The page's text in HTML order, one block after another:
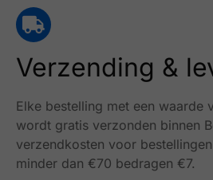
Verzending &
Elke bestelling met een waarde
wordt gratis verzonden binnen
verzendkosten voor
minder dan €70 bedragen €7.